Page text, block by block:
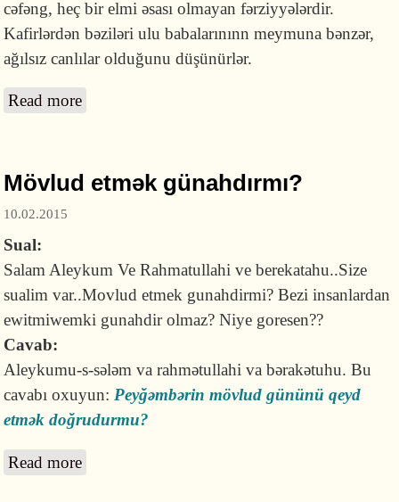
cəfəng, heç bir elmi əsası olmayan fərziyyələrdir.
Kafirlərdən bəziləri ulu babalarınınn meymuna bənzər,
ağılsız canlılar olduğunu düşünürlər.
Read more
Mövlud etmək günahdırmı?
10.02.2015
Sual:
Salam Aleykum Ve Rahmatullahi ve berekatahu..Size
sualim var..Movlud etmek gunahdirmi? Bezi insanlardan
ewitmiwemki gunahdir olmaz? Niye goresen??
Cavab:
Aleykumu-s-sələm va rahmətullahi va bərakətuhu. Bu
cavabı oxuyun:Peyğəmbərin mövlud gününü qeyd
etmək doğrudurmu?
Read more